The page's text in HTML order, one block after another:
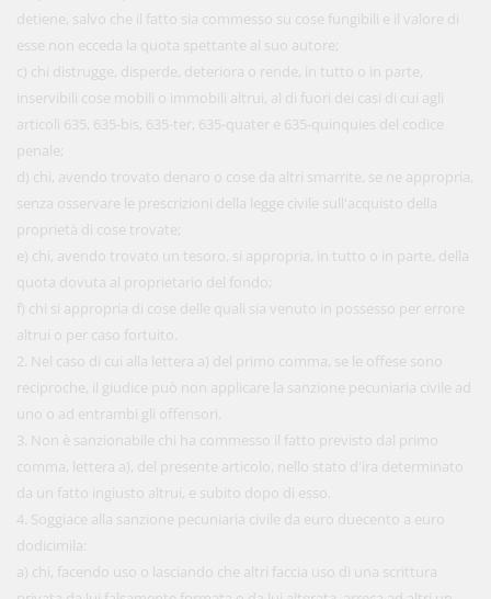
detiene, salvo che il fatto sia commesso su cose fungibili e il valore di
esse non ecceda la quota spettante al suo autore;
c) chi distrugge, disperde, deteriora o rende, in tutto o in parte,
inservibili cose mobili o immobili altrui, al di fuori dei casi di cui agli
articoli 635, 635-bis, 635-ter, 635-quater e 635-quinquies del codice
penale;
d) chi, avendo trovato denaro o cose da altri smarrite, se ne appropria,
senza osservare le prescrizioni della legge civile sull'acquisto della
proprietà di cose trovate;
e) chi, avendo trovato un tesoro, si appropria, in tutto o in parte, della
quota dovuta al proprietario del fondo;
f) chi si appropria di cose delle quali sia venuto in possesso per errore
altrui o per caso fortuito.
2. Nel caso di cui alla lettera a) del primo comma, se le offese sono
reciproche, il giudice può non applicare la sanzione pecuniaria civile ad
uno o ad entrambi gli offensori.
3. Non è sanzionabile chi ha commesso il fatto previsto dal primo
comma, lettera a), del presente articolo, nello stato d'ira determinato
da un fatto ingiusto altrui, e subito dopo di esso.
4. Soggiace alla sanzione pecuniaria civile da euro duecento a euro
dodicimila:
a) chi, facendo uso o lasciando che altri faccia uso di una scrittura